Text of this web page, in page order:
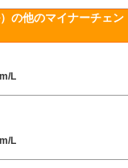
の他のマイナーチェン
L
L